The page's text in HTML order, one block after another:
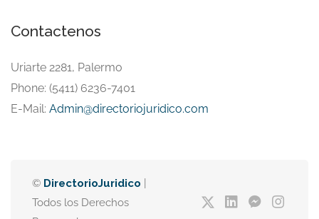
Contactenos
Uriarte 2281, Palermo
Phone: (5411) 6236-7401
E-Mail: Admin@directoriojuridico.com
© DirectorioJuridico
Todos los Derechos